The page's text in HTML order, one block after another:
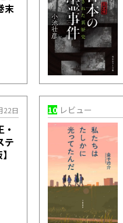
末
22日
テ
10 レビュー